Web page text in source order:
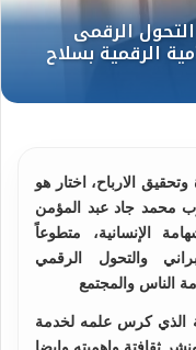
الارباح، اختار هو
محمد جاد عبد المؤمن
الإنسانية، متطوعاً
والتحول الرقمي
الناس والمجتمع
الذي كرس علمه لخدمة
ثقافتة واهميته وايضا